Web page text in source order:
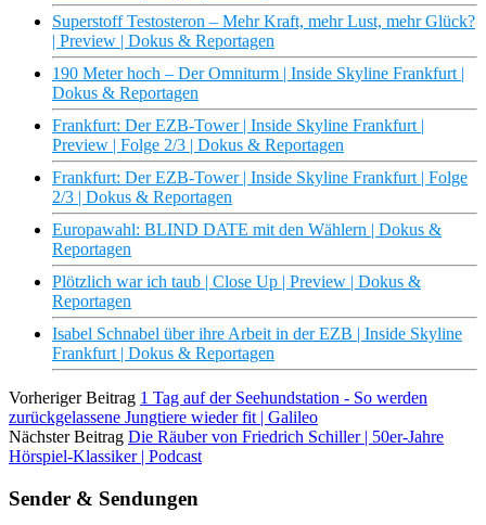
Superstoff Testosteron – Mehr Kraft, mehr Lust, mehr Glück?
| Preview | Dokus & Reportagen
190 Meter hoch – Der Omniturm | Inside Skyline Frankfurt |
Dokus & Reportagen
Frankfurt: Der EZB-Tower | Inside Skyline Frankfurt |
Preview | Folge 2/3 | Dokus & Reportagen
Frankfurt: Der EZB-Tower | Inside Skyline Frankfurt | Folge
2/3 | Dokus & Reportagen
Europawahl: BLIND DATE mit den Wählern | Dokus &
Reportagen
Plötzlich war ich taub | Close Up | Preview | Dokus &
Reportagen
Isabel Schnabel über ihre Arbeit in der EZB | Inside Skyline
Frankfurt | Dokus & Reportagen
Vorheriger Beitrag 1 Tag auf der Seehundstation - So werden
zurückgelassene Jungtiere wieder fit | Galileo
Nächster Beitrag Die Räuber von Friedrich Schiller | 50er-Jahre
Hörspiel-Klassiker | Podcast
Sender & Sendungen